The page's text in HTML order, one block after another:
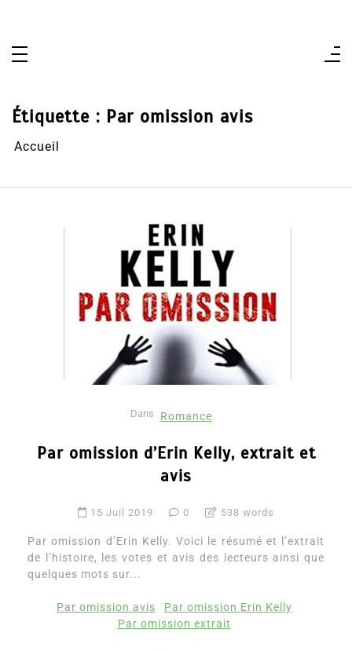
Étiquette : Par omission avis
Accueil
Dans Romance
Par omission d’Erin Kelly, extrait et
avis
15 Juil 2019 0 538 words
Par omission d’Erin Kelly. Voici le résumé et l’extrait
de l’histoire, les votes et avis des lecteurs ainsi que
quelques mots sur...
Par omission avis
Par omission Erin Kelly
Par omission extrait